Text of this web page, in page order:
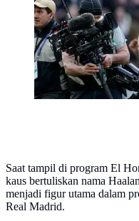
Photo/Dave
Saat tampil di program El
kaus bertuliskan nama
menjadi figur utama dalam
Real Madrid.